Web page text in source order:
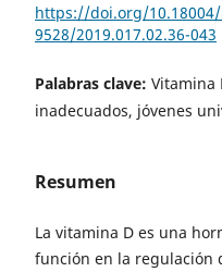
https://doi.org/
9528/2019.017.02.36-043
Palabras clave: Vitamina
inadecuados, jóvenes
Resumen
La vitamina D es una
función en la regulación